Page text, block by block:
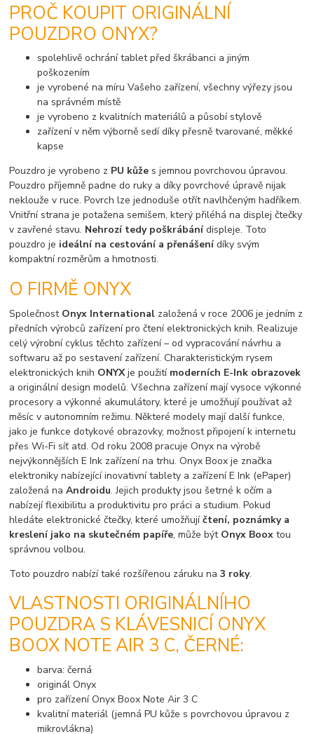
PROČ KOUPIT ORIGINÁLNÍ
POUZDRO ONYX?
spolehlivě ochrání tablet před škrábanci a jiným
poškozením
je vyrobené na míru Vašeho zařízení, všechny výřezy jsou
na správném místě
je vyrobeno z kvalitních materiálů a působí stylově
zařízení v něm výborně sedí díky přesně tvarované, měkké
kapse
Pouzdro je vyrobeno z PU kůže s jemnou povrchovou úpravou.
Pouzdro příjemně padne do ruky a díky povrchové úpravě nijak
neklouže v ruce. Povrch lze jednoduše otřít navlhčeným hadříkem.
Vnitřní strana je potažena semišem, který přiléhá na displej čtečky
v zavřené stavu. Nehrozí tedy poškrábánídispleje. Toto
pouzdro je ideální na cestování a přenášenídíky svým
kompaktní rozměrům a hmotnosti.
O FIRMĚ ONYX
Společnost Onyx International založená v roce 2006 je jedním z
předních výrobců zařízení pro čtení elektronických knih. Realizuje
celý výrobní cyklus těchto zařízení – od vypracování návrhu a
softwaru až po sestavení zařízení. Charakteristickým rysem
elektronických knih ONYXje použití moderních E-Ink obrazovek
a originální design modelů. Všechna zařízení mají vysoce výkonné
procesory a výkonné akumulátory, které je umožňují používat až
měsíc v autonomním režimu. Některé modely mají další funkce,
jako je funkce dotykové obrazovky, možnost připojení k internetu
přes Wi-Fi síť atd. Od roku 2008 pracuje Onyx na výrobě
nejvýkonnějších E Ink zařízení na trhu. Onyx Boox je značka
elektroniky nabízející inovativní tablety a zařízení E Ink (ePaper)
založená naAndroidu. Jejich produkty jsou šetrné k očím a
nabízejí flexibilitu a produktivitu pro práci a studium. Pokud
hledáte elektronické čtečky, které umožňujíčtení, poznámky a
kreslení jako na skutečném papíře, může být Onyx Booxtou
správnou volbou.
Toto pouzdro nabízí také rozšířenou záruku na3 roky.
VLASTNOSTI ORIGINÁLNÍHO
POUZDRA S KLÁVESNICÍ ONYX
BOOX NOTE AIR 3 C, ČERNÉ:
barva: černá
originál Onyx
pro zařízení Onyx Boox Note Air 3 C
kvalitní materiál (jemná PU kůže s povrchovou úpravou z
mikrovlákna)